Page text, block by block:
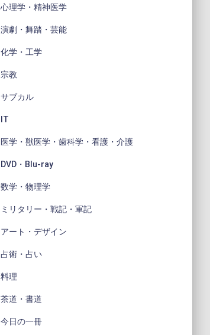
心理学・精神医学
演劇・舞踏・芸能
化学・工学
宗教
サブカル
IT
医学・獣医学・歯科学・看護・介護
DVD・Blu-ray
数学・物理学
ミリタリー・戦記・軍記
アート・デザイン
占術・占い
料理
茶道・書道
今日の一冊